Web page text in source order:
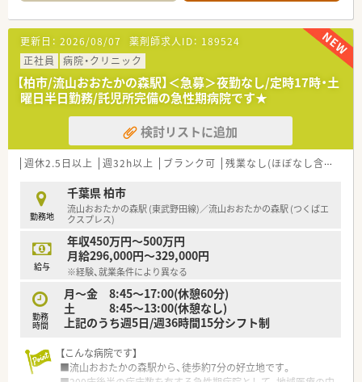
■スタッフ同士のコミュニケーションも大事にしており他職種
との連携もしっかりとれた病院です。
≪業務内容≫
■入院患者様の調剤、監査、服薬指導 ※外来は院外処方
■注射セットまで（混注なし）
■病棟業務
■医薬品管理、医薬品情報管理
≪おすすめポイント≫
■院外の研修は年間6回まで勤務扱いで参加可能。研修費用
6,000円まで病院でご負担いただけます。
■夜勤当直業務無し、残業も少なく、長く働きやすい職場環境で
す。
更新日： 2026/08/07 薬剤師求人ID： 189524
正社員
病院・クリニック
【柏市/流山おおたかの森駅】＜急募＞夜勤なし/定時17時・土
曜日半日勤務/託児所完備の急性期病院です★
検討リストに追加
週休2.5日以上 週32h以上 ブランク可 残業なし(ほぼなし含む)
勤務地
千葉県 柏市
流山おおたかの森駅 (東武野田線)／流山おおたかの森駅 (つくばエ
クスプレス)
給与
年収450万円～500万円
月給296,000円～329,000円
※経験、就業条件により異なる
勤務
時間
月～金 8:45～17:00(休憩60分)
土 8:45～13:00(休憩なし)
上記のうち週5日/週36時間15分シフト制
【こんな病院です】
■流山おおたかの森駅から、徒歩約7分の好立地です。